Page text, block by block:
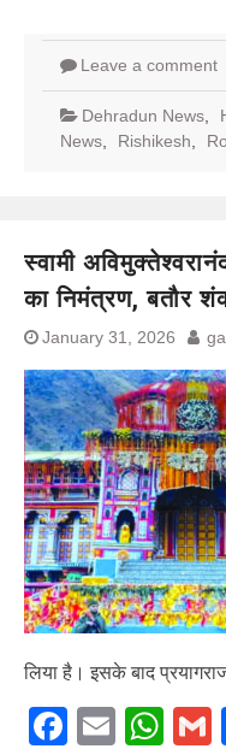
Leave a comment
Dehradun News
News
Rishikesh
स्वामी
का निमंत्रण, बतौर
January 31, 2026
लिया है। इसके बाद
Email